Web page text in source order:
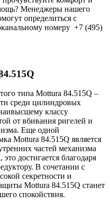
Менеджеры нашего
определиться с
номеру +7 (495)
типа Mottura 84.515Q –
среди цилиндровых
классу
от вбивания ригелей и
Еще одной
Mottura 84.515Q является
частей механизма
достигается благодаря
В сочетании с
секретности и
Mottura 84.515Q станет
спокойствия.